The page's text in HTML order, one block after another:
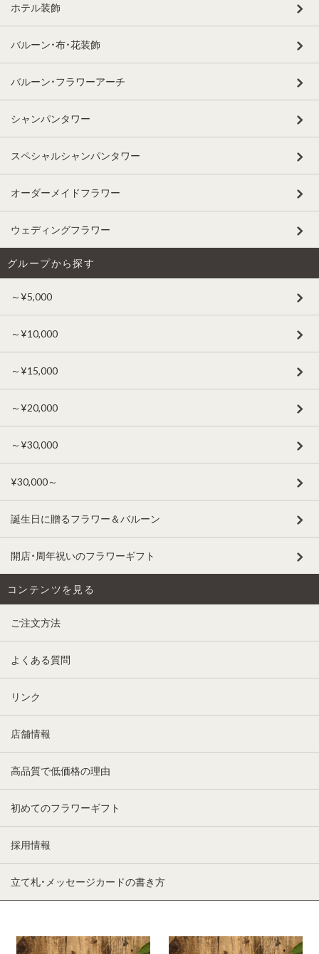
ホテル装飾
バルーン・布・花装飾
バルーン・フラワーアーチ
シャンパンタワー
スペシャルシャンパンタワー
オーダーメイドフラワー
ウェディングフラワー
グループから探す
～¥5,000
～¥10,000
～¥15,000
～¥20,000
～¥30,000
¥30,000～
誕生日に贈るフラワー＆バルーン
開店・周年祝いのフラワーギフト
コンテンツを見る
ご注文方法
よくある質問
リンク
店舗情報
高品質で低価格の理由
初めてのフラワーギフト
採用情報
立て札・メッセージカードの書き方